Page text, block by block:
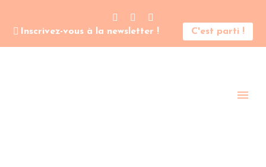
Inscrivez-vous à la newsletter ! C'est parti !